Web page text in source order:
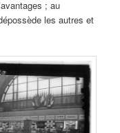
; au
les autres et